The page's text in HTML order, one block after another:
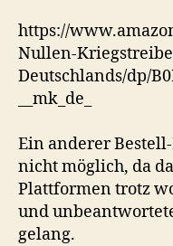
https://
Nullen-
Deutschlands/dp/
__mk_de_
Ein anderer
nicht möglich, da
Plattformen trotz
und
gelang.